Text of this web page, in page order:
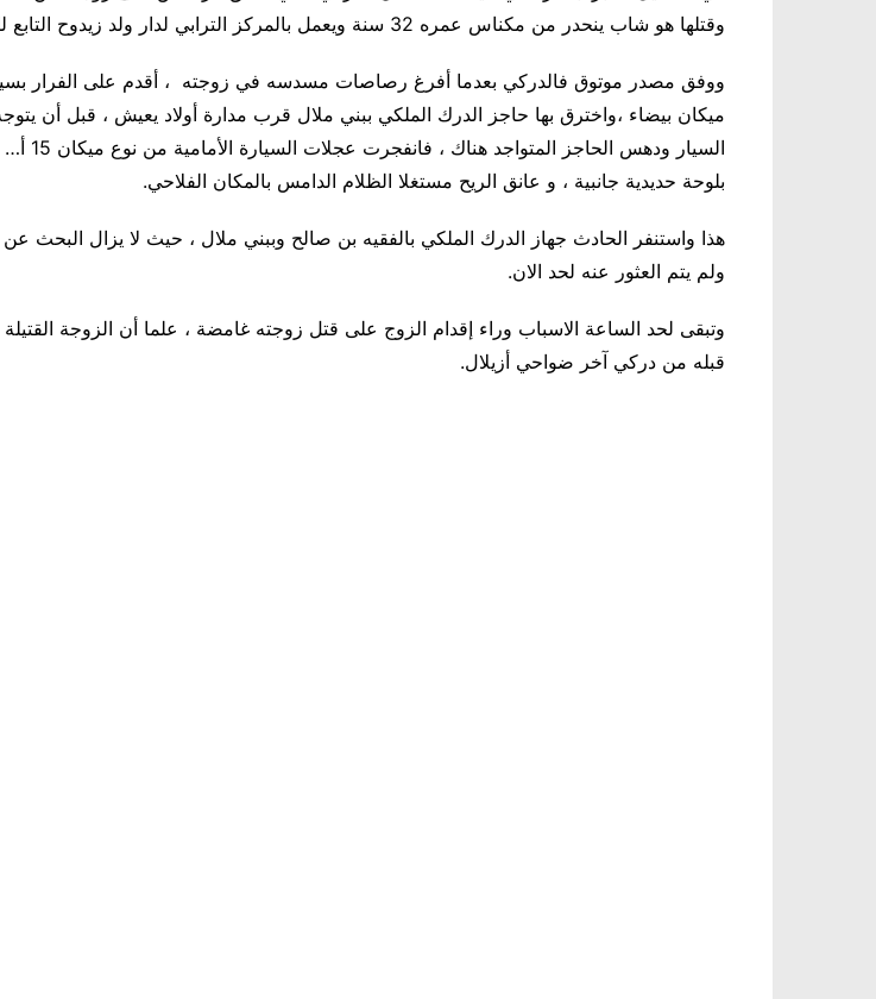
وقتلها هو شاب ينحدر من مكناس عمره 32 سنة ويعمل بالمركز الترابي لدار ولد زيدوح التابع للفقيه بن صالح
ووفق مصدر موتوق فالدركي بعدما أفرغ رصاصات مسدسه في زوجته ، أقدم على الفرار
ميكان بيضاء ،واخترق بها حاجز الدرك الملكي ببني ملال قرب مدارة أولاد يعيش ، قبل أن
السيار ودهس
بلوحة حديدية جانبية ، و عانق الريح مستغلا الظلام الدامس بالمكان الفلاحي.
هذا واستنفر الحادث جهاز الدرك الملكي بالفقيه بن صالح وببني ملال ، حيث لا يزال البحث عن
ولم يتم العثور عنه لحد الان.
وتبقى لحد الساعة الاسباب وراء إقدام الزوج على قتل زوجته غامضة ، علما أن الزوجة
قبله من دركي آخر ضواحي أزيلال.